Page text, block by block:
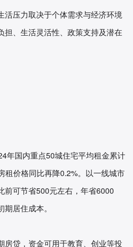
活压力取决于个体需求与经济环境
担、生活灵活性、政策支持及潜在
年国内重点50城住宅平均租金累计
租价格同比再降0.2%。以一线城市
前可节省500元左右，年省6000
居住成本。
房贷，资金可用于教育、创业等投